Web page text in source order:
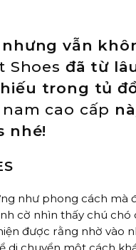
vẫn
Shoes đã từ
trong tủ
cao cấp
nhé!
như phong cách mà
cờ nhìn thấy chú
được rằng nhờ vào